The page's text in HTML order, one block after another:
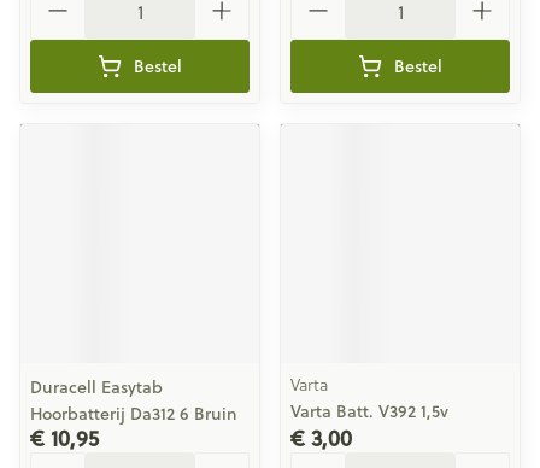
Bestel Bestel
Duracell Easytab
Hoorbatterij Da312 6 Bruin
€ 10,95
Varta
Varta Batt. V392 1,5v
€ 3,00